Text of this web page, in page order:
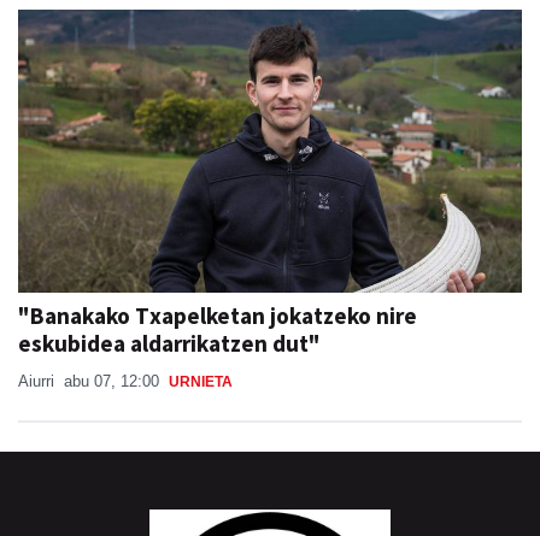
"Banakako Txapelketan jokatzeko nire
eskubidea aldarrikatzen dut"
Aiurri abu 07, 12:00 URNIETA